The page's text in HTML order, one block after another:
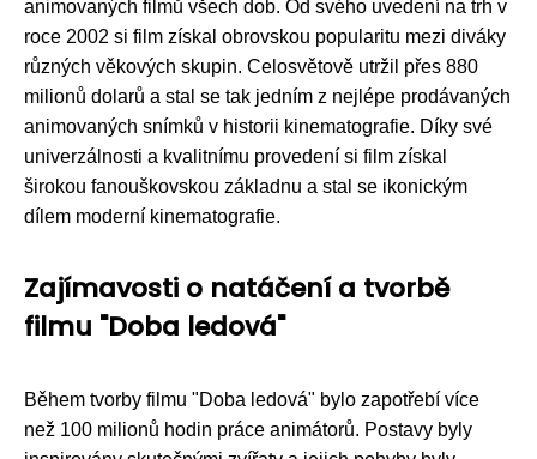
animovaných filmů všech dob. Od svého uvedení na trh v
roce 2002 si film získal obrovskou popularitu mezi diváky
různých věkových skupin. Celosvětově utržil přes 880
milionů dolarů a stal se tak jedním z nejlépe prodávaných
animovaných snímků v historii kinematografie. Díky své
univerzálnosti a kvalitnímu provedení si film získal
širokou fanouškovskou základnu a stal se ikonickým
dílem moderní kinematografie.
Zajímavosti o natáčení a tvorbě
filmu "Doba ledová"
Během tvorby filmu "Doba ledová" bylo zapotřebí více
než 100 milionů hodin práce animátorů. Postavy byly